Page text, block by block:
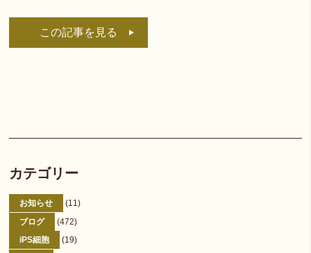
この記事を見る
カテゴリー
お知らせ
(11)
ブログ
(472)
iPS細胞
(19)